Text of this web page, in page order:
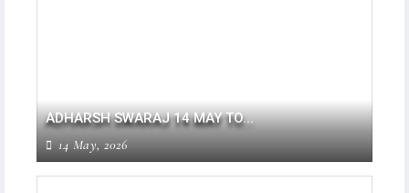
ADHARSH SWARAJ 14 MAY TO...
14 May, 2026